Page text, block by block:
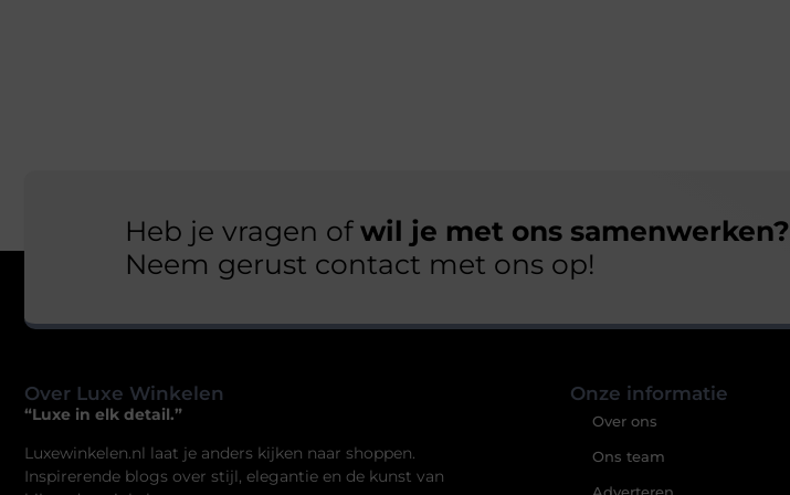
Heb je vragen ofwil je met ons samenwerken?
Neem gerust contact met ons op!
Over Luxe Winkelen
“Luxe in elk detail.”
Luxewinkelen.nl laat je anders kijken naar shoppen.
Inspirerende blogs over stijl, elegantie en de kunst van
Onze informatie
Over ons
Ons team
Adverteren